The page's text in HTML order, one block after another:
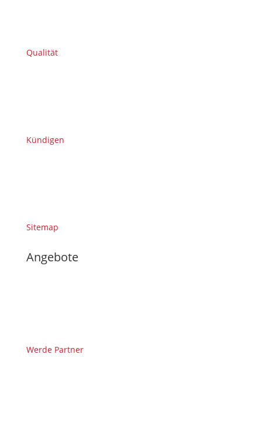
Qualität
Kündigen
Sitemap
Angebote
Werde Partner